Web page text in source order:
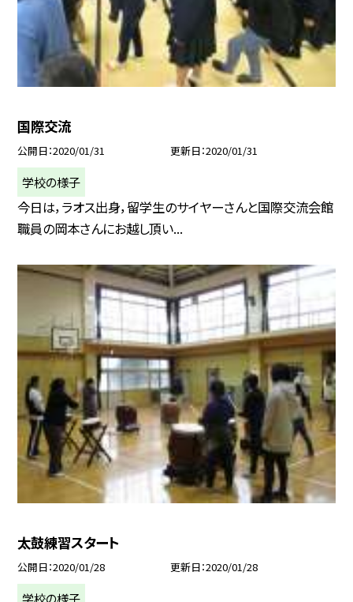
国際交流
公開日 2020/01/31 更新日 2020/01/31
学校の様子
今日は，ラオス出身，留学生のサイヤーさんと国際交流会館
職員の岡本さんにお越し頂い...
太鼓練習スタート
公開日 2020/01/28 更新日 2020/01/28
学校の様子